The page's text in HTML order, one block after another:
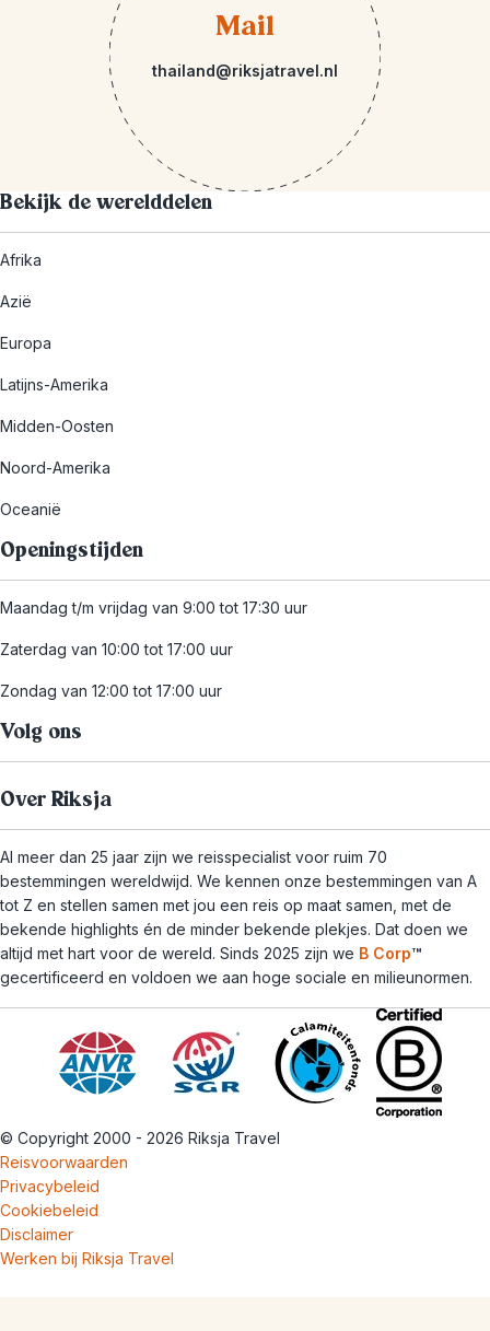
Mail
thailand@riksjatravel.nl
Bekijk de werelddelen
Afrika
Azië
Europa
Latijns-Amerika
Midden-Oosten
Noord-Amerika
Oceanië
Openingstijden
Maandag t/m vrijdag van 9:00 tot 17:30 uur
Zaterdag van 10:00 tot 17:00 uur
Zondag van 12:00 tot 17:00 uur
Volg ons
Over Riksja
Al meer dan 25 jaar zijn we reisspecialist voor ruim 70
bestemmingen wereldwijd. We kennen onze bestemmingen van A
tot Z en stellen samen met jou een reis op maat samen, met de
bekende highlights én de minder bekende plekjes. Dat doen we
altijd met hart voor de wereld. Sinds 2025 zijn we B Corp™
gecertificeerd en voldoen we aan hoge sociale en milieunormen.
© Copyright 2000 - 2026 Riksja Travel
Reisvoorwaarden
Privacybeleid
Cookiebeleid
Disclaimer
Werken bij Riksja Travel